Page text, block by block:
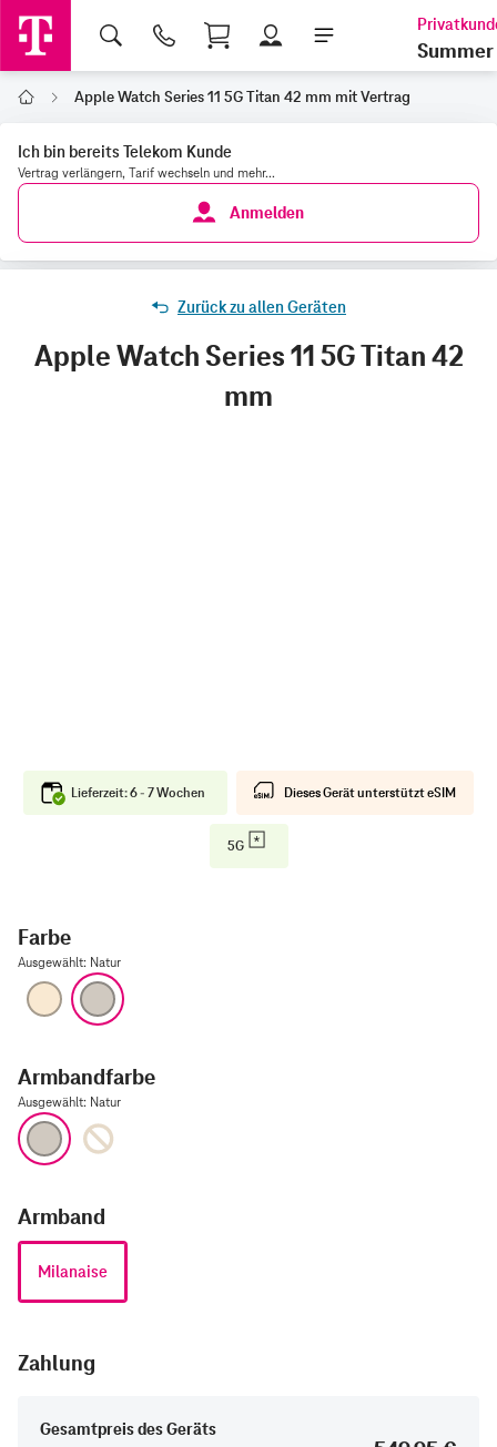
Shopping Cart
Summer
Home Apple Watch Series 11 5G Titan 42 mm mit Vertrag
Ich bin bereits Telekom Kunde
Vertrag verlängern, Tarif wechseln und mehr...
Anmelden
Zurück zu allen Geräten
Apple Watch Series 11 5G Titan 42
mm
Lieferzeit: 6 - 7 Wochen Dieses Gerät unterstützt eSIM
5G
Farbe
Ausgewählt: Natur
Gold
Armbandfarbe
Ausgewählt: Natur
Natur
Armband
Milanaise
Zahlung
Gesamtpreis des Geräts